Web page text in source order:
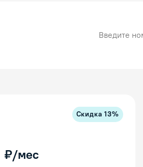
Скидка13%
₽/мес